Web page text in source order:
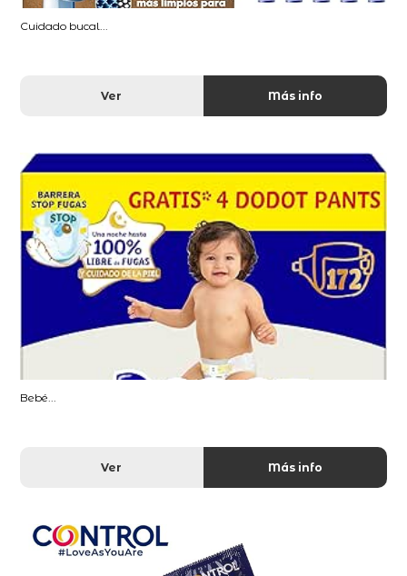
Cuidado bucal...
Ver Más info
Bebé...
Ver Más info